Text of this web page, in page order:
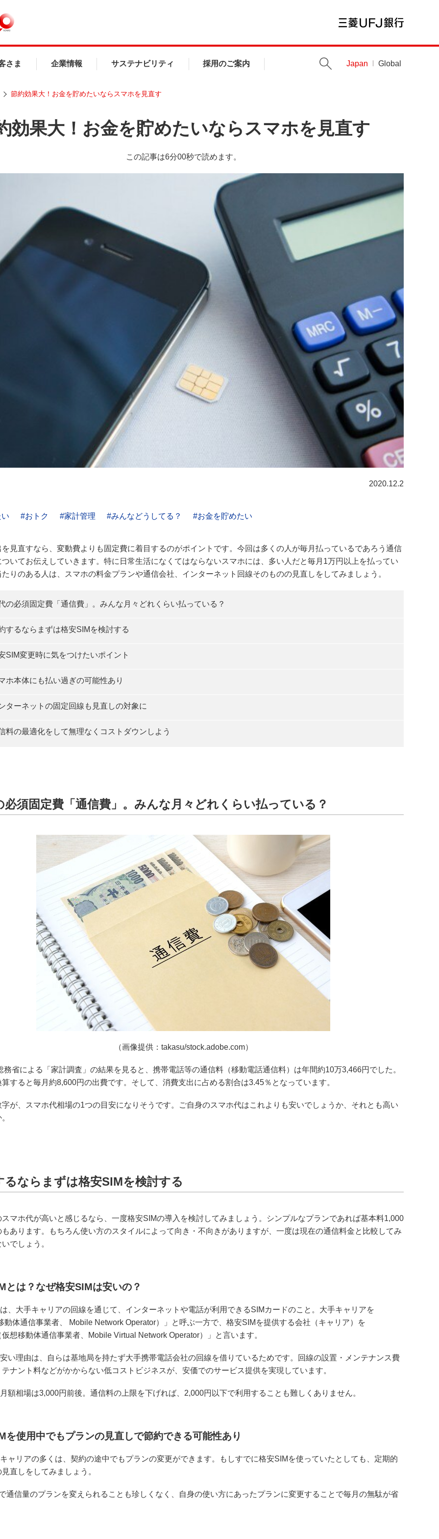
さま 企業情報 サステナビリティ 採用のご案内 Japan Global
節約効果大！お金を貯めたいならスマホを見直す
効果大！お金を貯めたいならスマホを見直す
この記事は6分00秒で読めます。
2020.12.2
おトク 家計管理 みんなどうしてる？ お金を貯めたい
見直すなら、変動費よりも固定費に着目するのがポイントです。今回は多くの人が毎月払っているであろう通信
ついてお伝えしていきます。特に日常生活になくてはならないスマホには、多い人だと毎月1万円以上を払ってい
たりのある人は、スマホの料金プランや通信会社、インターネット回線そのものの見直しをしてみましょう。
の必須固定費「通信費」。みんな月々どれくらい払っている？
するならまずは格安SIMを検討する
SIM変更時に気をつけたいポイント
ホ本体にも払い過ぎの可能性あり
ターネットの固定回線も見直しの対象に
料の最適化をして無理なくコストダウンしよう
必須固定費「通信費」。みんな月々どれくらい払っている？
（画像提供：takasu/stock.adobe.com）
務省による「家計調査」の結果を見ると、携帯電話等の通信料（移動電話通信料）は年間約10万3,466円でした。
算すると毎月約8,600円の出費です。そして、消費支出に占める割合は3.45％となっています。
字が、スマホ代相場の1つの目安になりそうです。ご自身のスマホ代はこれよりも安いでしょうか、それとも高い
るならまずは格安SIMを検討する
スマホ代が高いと感じるなら、一度格安SIMの導入を検討してみましょう。シンプルなプランであれば基本料1,000
もあります。もちろん使い方のスタイルによって向き・不向きがありますが、一度は現在の通信料金と比較してみ
でしょう。
とは？なぜ格安SIMは安いの？
、大手キャリアの回線を通じて、インターネットや電話が利用できるSIMカードのこと。大手キャリアを
動体通信事業者、 Mobile Network Operator）」と呼ぶ一方で、格安SIMを提供する会社（キャリア）を
仮想移動体通信事業者、Mobile Virtual Network Operator）」と言います。
い理由は、自らは基地局を持たず大手携帯電話会社の回線を借りているためです。回線の設置・メンテナンス費
ナント料などがかからない低コストビジネスが、安価でのサービス提供を実現しています。
額相場は3,000円前後。通信料の上限を下げれば、2,000円以下で利用することも難しくありません。
を使用中でもプランの見直しで節約できる可能性あり
ャリアの多くは、契約の途中でもプランの変更ができます。もしすでに格安SIMを使っていたとしても、定期的
直しをしてみましょう。
通信量のプランを変えられることも珍しくなく、自身の使い方にあったプランに変更することで毎月の無駄が省